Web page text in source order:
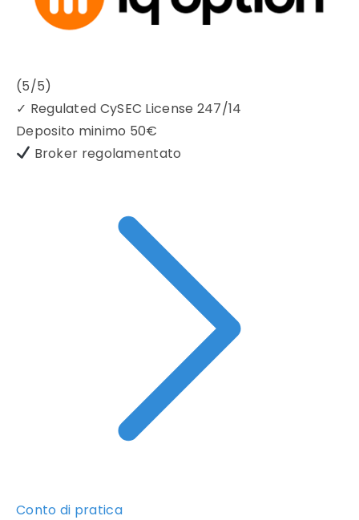
(5/5)
✓ Regulated CySEC License 247/14
Deposito minimo 50€
Broker regolamentato
Conto di pratica